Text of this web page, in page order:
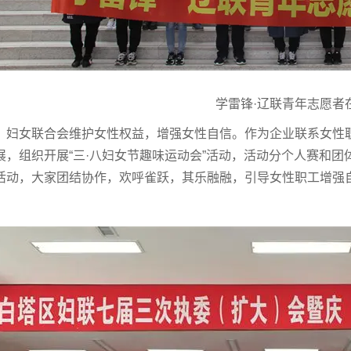
学雷锋·辽联青年志愿者
妇女联合会维护女性权益，增强女性自信。作为企业联系女
，组织开展“三·八妇女节趣味运动会”活动，活动分个人赛和
动，大家团结协作，欢呼雀跃，其乐融融，引导女性职工增